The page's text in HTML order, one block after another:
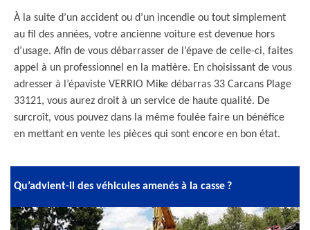
À la suite d’un accident ou d’un incendie ou tout simplement
au fil des années, votre ancienne voiture est devenue hors
d’usage. Afin de vous débarrasser de l’épave de celle-ci, faites
appel à un professionnel en la matière. En choisissant de vous
adresser à l’épaviste VERRIO Mike débarras 33 Carcans Plage
33121, vous aurez droit à un service de haute qualité. De
surcroît, vous pouvez dans la même foulée faire un bénéfice
en mettant en vente les pièces qui sont encore en bon état.
Qu’advient-il des véhicules amenés à la casse ?